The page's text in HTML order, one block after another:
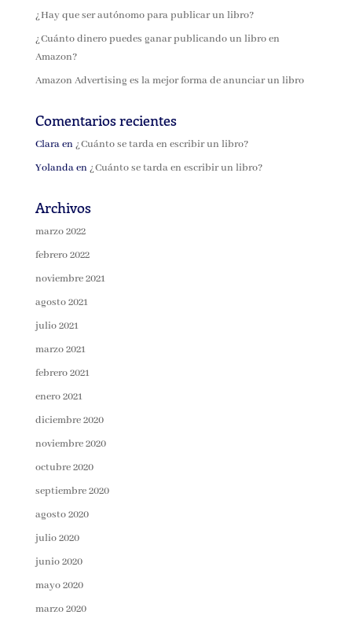
¿Hay que ser autónomo para publicar un libro?
¿Cuánto dinero puedes ganar publicando un libro en
Amazon?
Amazon Advertising es la mejor forma de anunciar un libro
Comentarios recientes
Claraen¿Cuánto se tarda en escribir un libro?
Yolandaen¿Cuánto se tarda en escribir un libro?
Archivos
marzo 2022
febrero 2022
noviembre 2021
agosto 2021
julio 2021
marzo 2021
febrero 2021
enero 2021
diciembre 2020
noviembre 2020
octubre 2020
septiembre 2020
agosto 2020
julio 2020
junio 2020
mayo 2020
marzo 2020